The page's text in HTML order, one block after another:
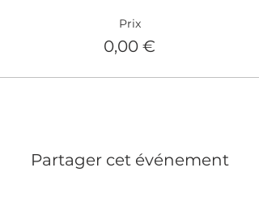
Prix
0,00 €
Partager cet événement